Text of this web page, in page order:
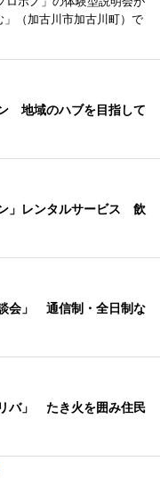
（加古川市加古川町）で
地域のハブを目指して
」レンタルサービス 飲
会」 通信制・全日制な
バ」 たき火を囲み住民